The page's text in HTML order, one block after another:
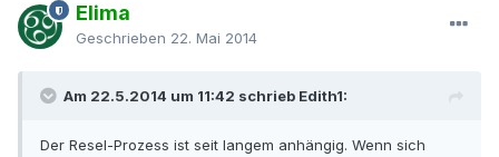
Elima
Geschrieben 22. Mai 2014
Am 22.5.2014 um 11:42 schrieb Edith1:
Der Resel-Prozess ist seit langem anhängig. Wenn sich